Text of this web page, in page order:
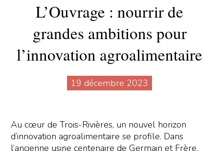
L’Ouvrage : nourrir de
grandes ambitions pour
l’innovation agroalimentaire
19 décembre 2023
Au cœur de Trois-Rivières, un nouvel horizon
d’innovation agroalimentaire se profile. Dans
l’ancienne usine centenaire de Germain et Frère,